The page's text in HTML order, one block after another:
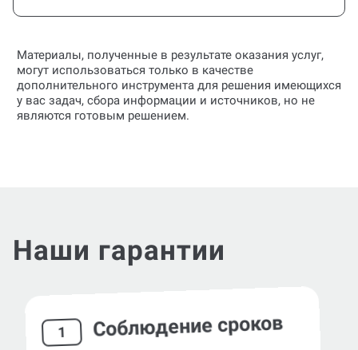
Материалы, полученные в результате оказания услуг,
могут использоваться только в качестве
дополнительного инструмента для решения имеющихся
у вас задач, сбора информации и источников, но не
являются готовым решением.
Наши гарантии
1 Соблюдение сроков